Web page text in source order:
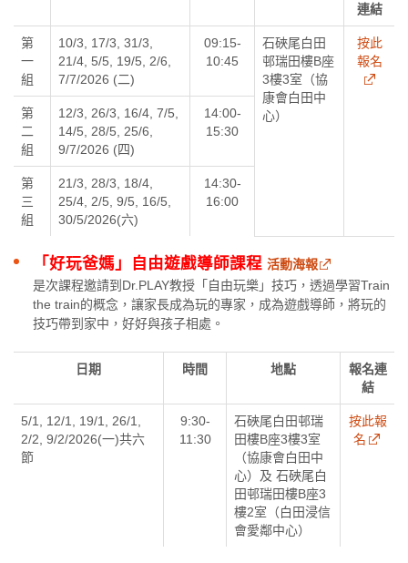
連結
第
一
組
10/3, 17/3, 31/3,
21/4, 5/5, 19/5, 2/6,
7/7/2026 (二)
09:15-
10:45
石硤尾白田
邨瑞田樓B座
3樓3室（協
康會白田中
心）
按此
報名
第
二
組
12/3, 26/3, 16/4, 7/5,
14/5, 28/5, 25/6,
9/7/2026 (四)
14:00-
15:30
第
三
組
21/3, 28/3, 18/4,
25/4, 2/5, 9/5, 16/5,
30/5/2026(六)
14:30-
16:00
「好玩爸媽」自由遊戲導師課程活動海報
是次課程邀請到Dr.PLAY教授「自由玩樂」技巧，透過學習Train
the train的概念，讓家長成為玩的專家，成為遊戲導師，將玩的
技巧帶到家中，好好與孩子相處。
日期 時間 地點
報名連
結
5/1, 12/1, 19/1, 26/1,
2/2, 9/2/2026(一)共六
節
9:30-
11:30
石硤尾白田邨瑞
田樓B座3樓3室
（協康會白田中
心）及 石硤尾白
田邨瑞田樓B座3
樓2室（白田浸信
會愛鄰中心）
按此報
名